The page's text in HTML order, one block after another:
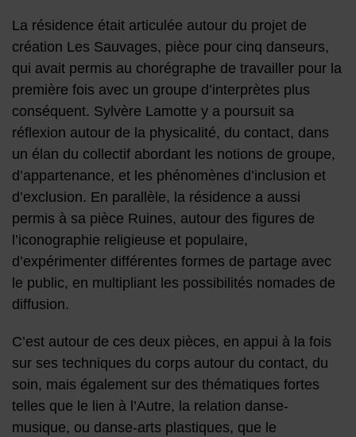
La résidence était articulée autour du projet de
création Les Sauvages, pièce pour cinq danseurs,
qui avait permis au chorégraphe de travailler pour la
première fois avec un groupe d’interprètes plus
conséquent. Sylvère Lamotte y a poursuit sa
réflexion autour de la physicalité, du contact, dans
un élan du collectif abordant les notions de groupe,
d’appartenance, et les phénomènes d’inclusion et
d’exclusion. En parallèle, la résidence a aussi
permis à sa pièce Ruines, autour des figures de
l’iconographie religieuse et populaire,
d’expérimenter différentes formes de partage avec
le public, en multipliant les possibilités nomades de
diffusion.
C’est autour de ces deux pièces, en appui à la fois
sur ses techniques du corps autour du contact, du
soin, mais également sur des thématiques fortes
telles que le lien à l’Autre, la relation danse-
musique, ou danse-arts plastiques, que le